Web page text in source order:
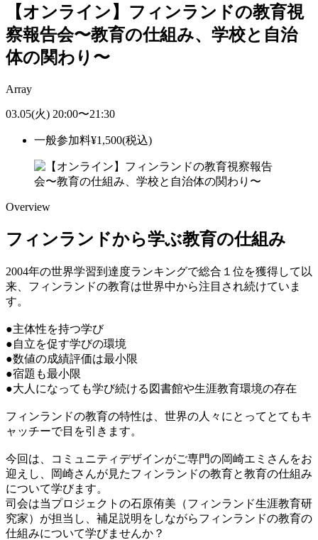
【オンライン】フィンランドの教育視
察報告会〜教育の仕組み、学校と自治
体の関わり〜
Array
03.05(火) 20:00〜21:30
一般参加料¥1,500(税込)
Overview
フィンランドから学ぶ教育の仕組み
2004年の世界学習到達度ランキングで総合１位を獲得して以
来、フィンランドの教育は世界中から注目され続けていま
す。
●主体性を持つ学び
●自立を促す学びの環境
●数値の成績評価は最小限
●宿題も最小限
●大人になっても学び続ける図書館や生涯教育環境の存在
フィンランドの教育の特性は、世界の人々にとってとてもキ
ャッチーで目を引きます。
今回は、コミュニティデザインがご専門の岡崎エミさんをお
迎えし、岡崎さんが見たフィンランドの教育と教育の仕組み
について学びます。
司会は当プロジェクトの石原侑美（フィンランド生涯教育研
究家）が担当し、補足説明をしながらフィンランドの教育の
仕組みについて学びませんか？